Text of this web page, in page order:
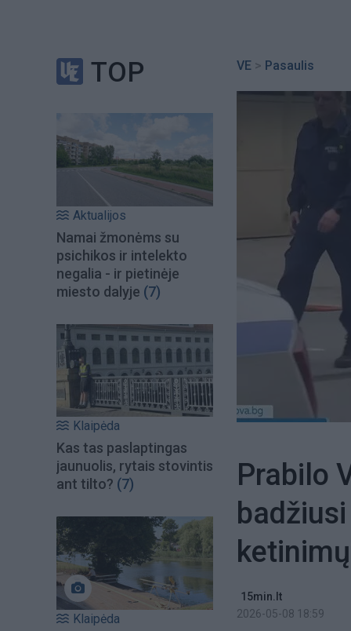
TOP
Aktualijos
Namai žmonėms su
psichikos ir intelekto
negalia - ir pietinėje
miesto dalyje (7)
Klaipėda
Kas tas paslaptingas
jaunuolis, rytais stovintis
ant tilto? (7)
Klaipėda
VE > Pasaulis
Prabilo
15min.lt
2026-05-08 18:59